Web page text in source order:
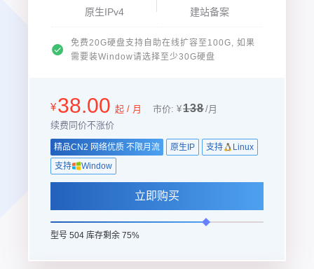
原生IPv4 建站备案
免费20G硬盘支持自助在线扩容至100G, 如果
需要装Window请选择至少30G硬盘
¥38.00 起 / 月 市价: ¥138/月
续费同价不涨价
精品CN2 网络优质 不限月流 原生IP 支持
Linux
支持
Window
立即购买
型号 504 库存剩余 75%